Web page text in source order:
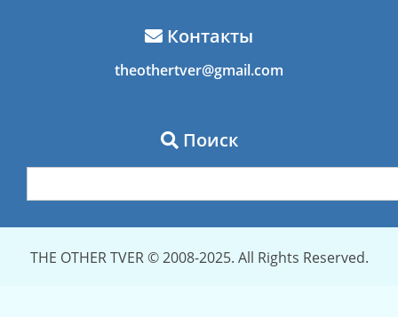
Контакты
theothertver@gmail.com
Поиск
THE OTHER TVER © 2008-2025. All Rights Reserved.